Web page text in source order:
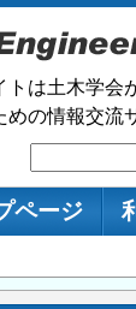
トは土木学会
めの情報交流
索
ページ